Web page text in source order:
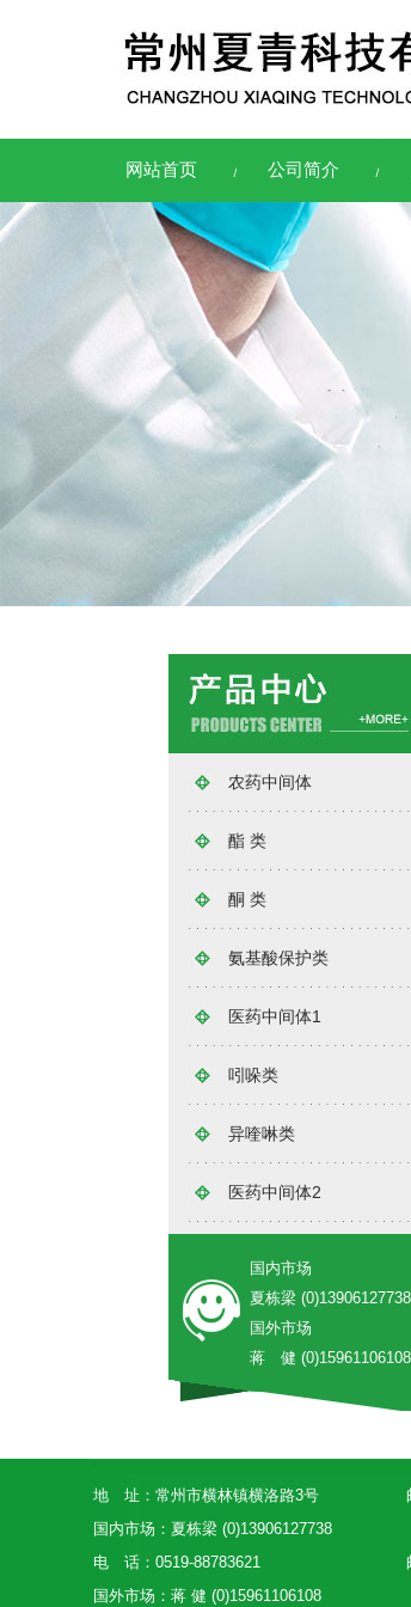
网站首页 公司简介
农药中间体
酯 类
酮 类
氨基酸保护类
医药中间体1
吲哚类
异喹啉类
医药中间体2
国内市场
夏栋梁 (0)13906127738
国外市场
蒋 健 (0)15961106108
地 址：常州市横林镇横洛路3号
国内市场：夏栋梁 (0)13906127738
电 话：0519-88783621
国外市场：蒋 健 (0)15961106108